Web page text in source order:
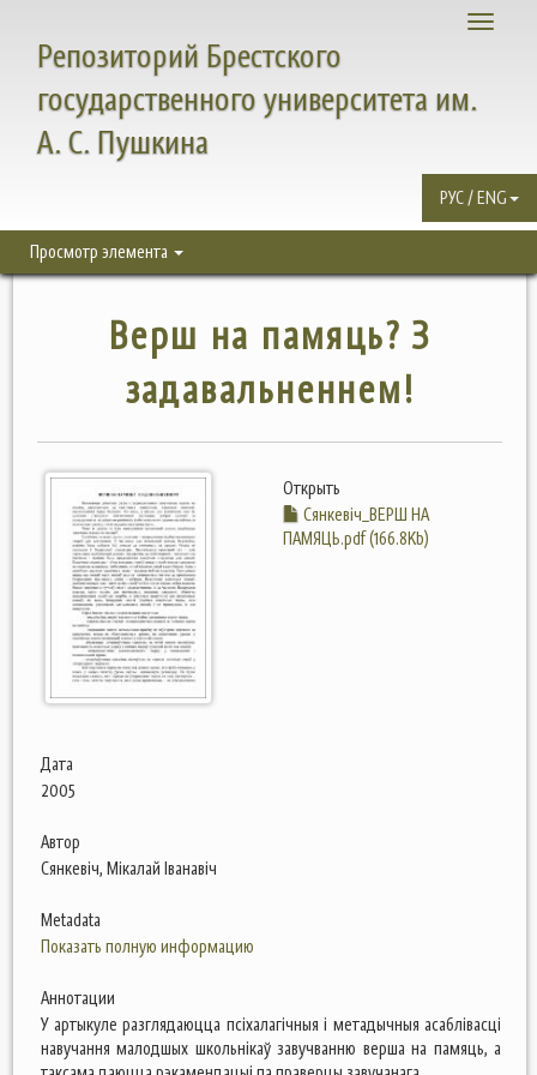
Toggle
Репозиторий Брестского
государственного университета им.
А. С. Пушкина
РУС / ENG
Просмотр элемента
Верш на памяць? З
задавальненнем!
Открыть
Сянкевіч_ВЕРШ НА
ПАМЯЦЬ.pdf (166.8Kb)
Дата
2005
Автор
Сянкевіч, Мікалай Іванавіч
Metadata
Показать полную информацию
Аннотации
У артыкуле разглядаюцца псіхалагічныя і метадычныя асаблівасці
навучання малодшых школьнікаў завучванню верша на памяць, а